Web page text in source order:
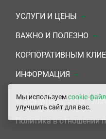
УСЛУГИ И ЦЕНЫ
Анализы
Комплексы
УЗИ
ЭКГ/Холтер/СМАД
Приемы врачей
ВАЖНО И ПОЛЕЗНО
Документы для
Система скидок
Подарочные
Сертификаты на
КОРПОРАТИВНЫМ
Медицинским
Прочим организациям
ИНФОРМАЦИЯ
О Компании
Контакты
© «ЮНИЛАБ», 2003 -
Политика в отношении
Мы используемcookie-
улучшить сайт для вас.